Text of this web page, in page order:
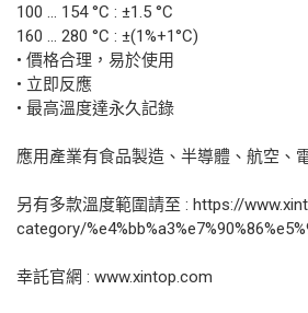
100 ... 154 °C : ±1.5 °C
160 ... 280 °C : ±(1%+1°C)
• 價格合理，易於使用
• 立即反應
• 最高溫度達永久記錄
應用產業有食品製造、半導體、航空、
另有多款溫度範圍請至 : https://
category/
幸託官網 : www.xintop.com